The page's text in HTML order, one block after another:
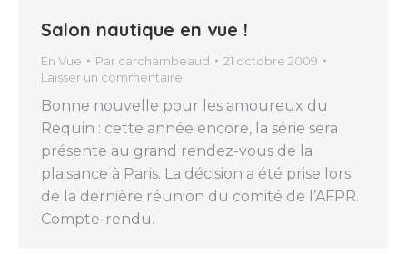
Salon nautique en vue !
En Vue Par carchambeaud
21 octobre 2009
Laisser un commentaire
Bonne nouvelle pour les amoureux du
Requin : cette année encore, la série sera
présente au grand rendez-vous de la
plaisance à Paris. La décision a été prise lors
de la dernière réunion du comité de l’AFPR.
Compte-rendu.